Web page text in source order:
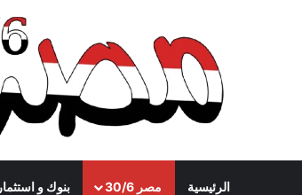
الرئيسية مصر 30/6 بنوك و استثمار